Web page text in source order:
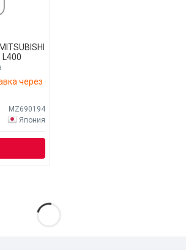
L400
через 14 дн.
MZ690194
Япония